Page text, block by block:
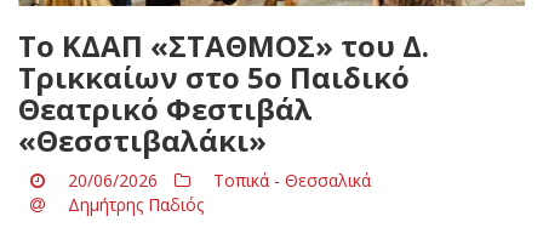
Το ΚΔΑΠ «ΣΤΑΘΜΟΣ» του Δ.
Τρικκαίων στο 5ο Παιδικό
Θεατρικό Φεστιβάλ
«Θεσστιβαλάκι»
20/06/2026
Τοπικά - Θεσσαλικά
Δημήτρης Παδιός